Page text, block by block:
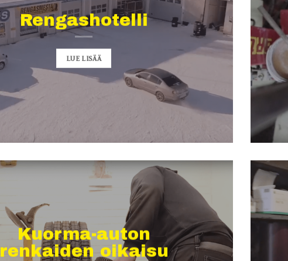
Rengashotelli
LUE LISÄÄ
Kuorma-auton
renkaiden oikaisu